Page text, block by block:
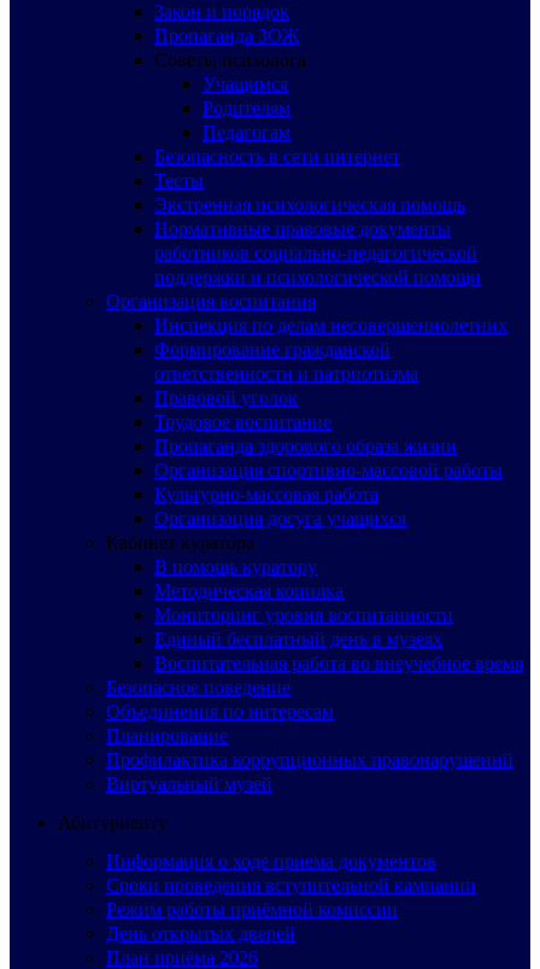
Закон и порядок
Пропаганда ЗОЖ
Советы психолога
Учащимся
Родителям
Педагогам
Безопасность в сети интернет
Тесты
Экстренная психологическая помощь
Нормативные правовые документы
работников социально-педагогической
поддержки и психологической помощи
Организация воспитания
Инспекция по делам несовершеннолетних
Формирование гражданской
ответственности и патриотизма
Правовой уголок
Трудовое воспитание
Пропаганда здорового образа жизни
Организация спортивно-массовой работы
Культурно-массовая работа
Организация досуга учащихся
Кабинет куратора
В помощь куратору
Методическая копилка
Мониторинг уровня воспитанности
Единый бесплатный день в музеях
Воспитательная работа во внеучебное время
Безопасное поведение
Объединения по интересам
Планирование
Профилактика коррупционных правонарушений
Виртуальный музей
Абитуриенту
Информация о ходе приема документов
Сроки проведения вступительной кампании
Режим работы приёмной комиссии
День открытых дверей
План приёма 2026